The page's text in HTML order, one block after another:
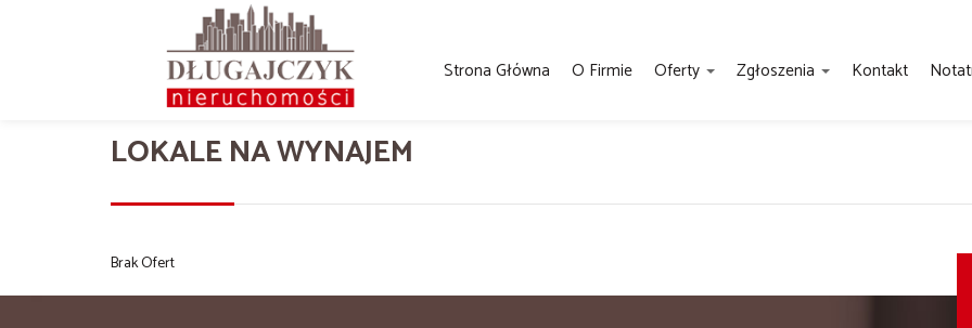
Strona Główna O Firmie Oferty Zgłoszenia Kontakt
LOKALE NA WYNAJEM
Brak Ofert